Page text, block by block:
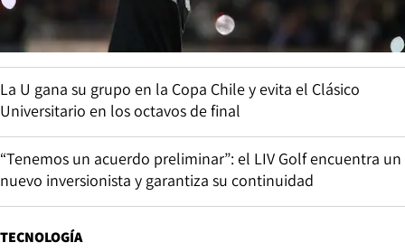
La U gana su grupo en la Copa Chile y evita el Clásico
Universitario en los octavos de final
“Tenemos un acuerdo preliminar”: el LIV Golf encuentra un
nuevo inversionista y garantiza su continuidad
TECNOLOGÍA